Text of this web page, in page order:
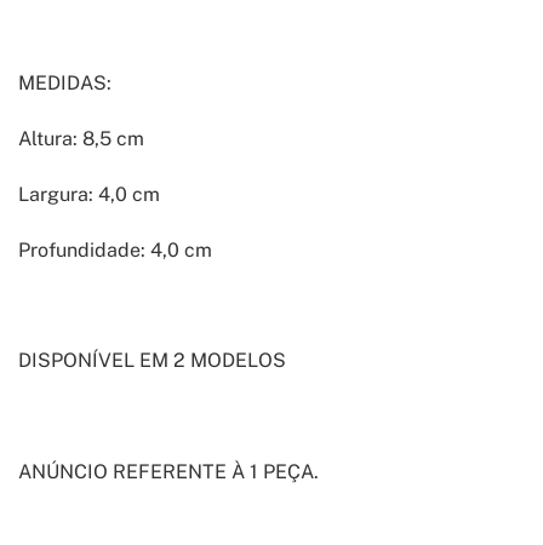
MEDIDAS:
Altura: 8,5 cm
Largura: 4,0 cm
Profundidade: 4,0 cm
DISPONÍVEL EM 2 MODELOS
ANÚNCIO REFERENTE À 1 PEÇA.